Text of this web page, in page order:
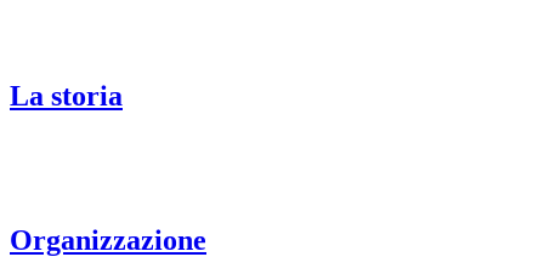
La storia
Organizzazione